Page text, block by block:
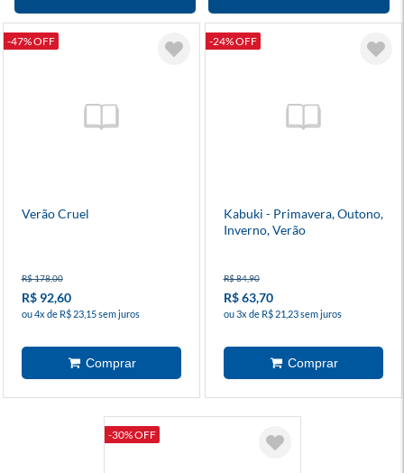
-47% OFF
Verão Cruel
R$ 178,00
R$ 92,60
ou 4x de R$ 23,15 sem juros
-24% OFF
Kabuki - Primavera, Outono,
Inverno, Verão
R$ 84,90
R$ 63,70
ou 3x de R$ 21,23 sem juros
-30% OFF